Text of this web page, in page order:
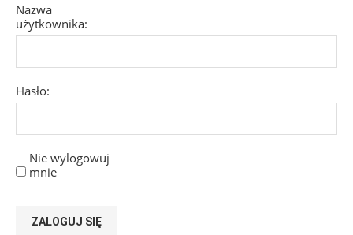
Nazwa
użytkownika:
Hasło:
Nie wylogowuj
mnie
ZALOGUJ SIĘ